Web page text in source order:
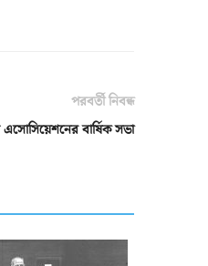
পরবর্তী নিবন্ধ
বার্ষিক সভা